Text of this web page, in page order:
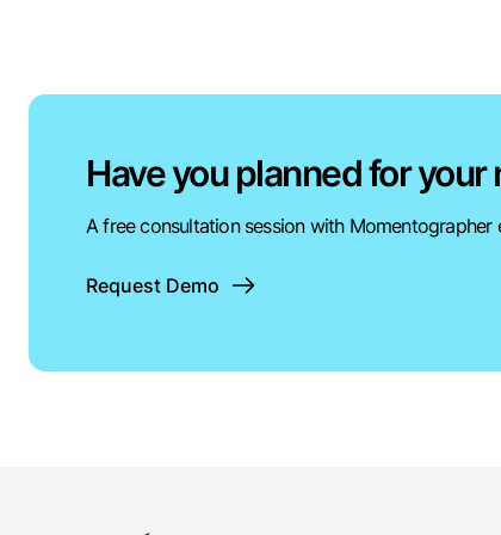
Have you planned for your
A free consultation session with Momentographer
Request Demo